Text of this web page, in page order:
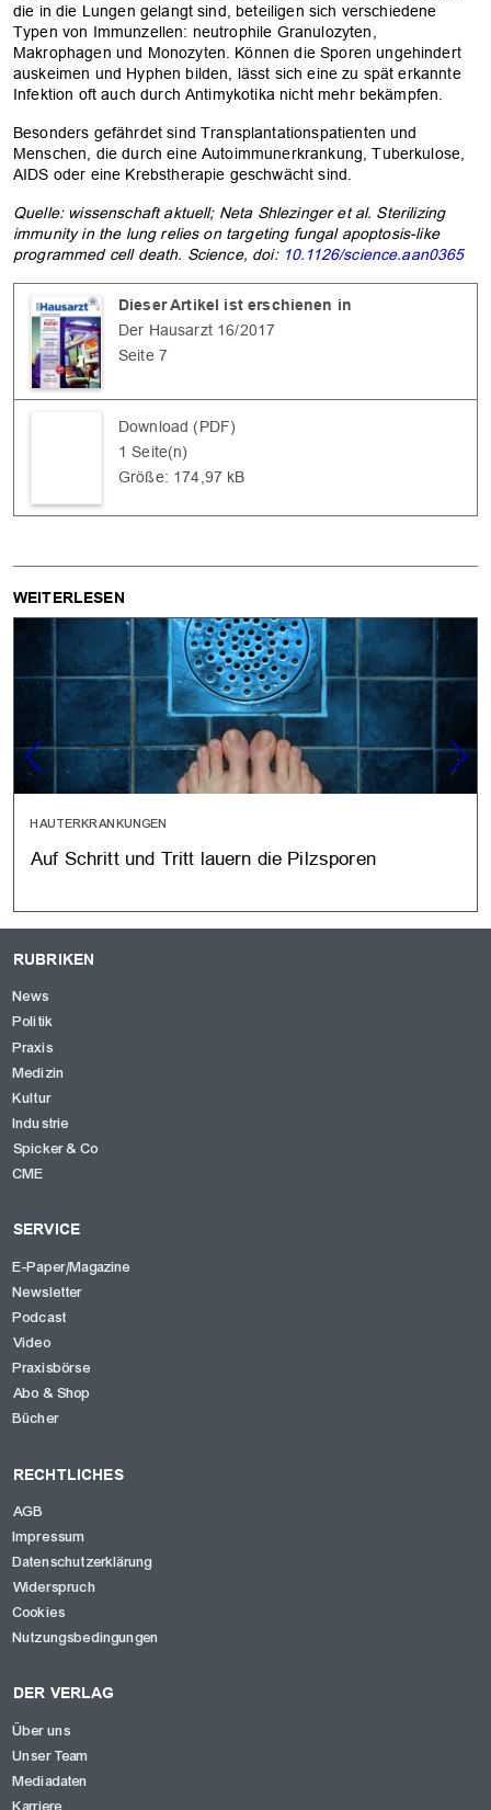
die in die Lungen gelangt sind, beteiligen sich verschiedene
Typen von Immunzellen: neutrophile Granulozyten,
Makrophagen und Monozyten. Können die Sporen ungehindert
auskeimen und Hyphen bilden, lässt sich eine zu spät erkannte
Infektion oft auch durch Antimykotika nicht mehr bekämpfen.
Besonders gefährdet sind Transplantationspatienten und
Menschen, die durch eine Autoimmunerkrankung, Tuberkulose,
AIDS oder eine Krebstherapie geschwächt sind.
Quelle: wissenschaft aktuell; Neta Shlezinger et al. Sterilizing
immunity in the lung relies on targeting fungal apoptosis-like
programmed cell death. Science, doi: 10.1126/science.aan0365
Dieser Artikel ist erschienen in
Der Hausarzt 16/2017
Seite 7
Download (PDF)
1 Seite(n)
Größe: 174,97 kB
WEITERLESEN
HAUTERKRANKUNGEN
Auf Schritt und Tritt lauern die Pilzsporen
RUBRIKEN
News
Politik
Praxis
Medizin
Kultur
Industrie
Spicker & Co
CME
SERVICE
E-Paper/Magazine
Newsletter
Podcast
Video
Praxisbörse
Abo & Shop
Bücher
RECHTLICHES
AGB
Impressum
Datenschutzerklärung
Widerspruch
Cookies
Nutzungsbedingungen
DER VERLAG
Über uns
Unser Team
Mediadaten